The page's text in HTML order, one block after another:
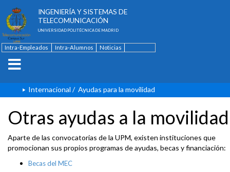
INGENIERÍA Y SISTEMAS DE
TELECOMUNICACIÓN
UNIVERSIDAD POLITÉCNICA DE MADRID
Intra-Empleados Intra-Alumnos
Noticias
Internacional / Ayudas para la movilidad
Otras ayudas a la movilidad
Aparte de las convocatorias de la UPM, existen instituciones que
promocionan sus propios programas de ayudas, becas y financiación:
Becas del MEC